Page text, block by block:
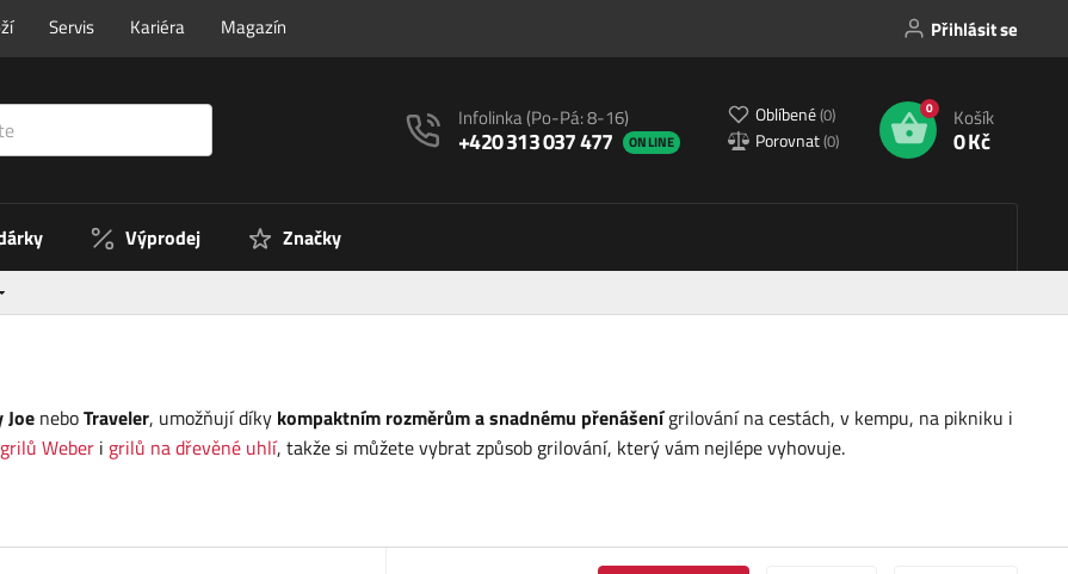
Servis Kariéra Magazín Přihlásit se
Infolinka(Po-Pá: 8-16)
+420 313 037 477 ONLINE
Oblíbené(0)
Porovnat(0)
0 Košík
0 Kč
Výprodej Značky
Joe neboTraveler, umožňují díky kompaktním rozměrům a snadnému přenášenígrilování na cestách, v kempu, na pikniku i
Weber i grilů na dřevěné uhlí, takže si můžete vybrat způsob grilování, který vám nejlépe vyhovuje.